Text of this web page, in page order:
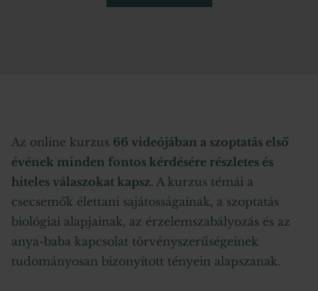
Az online kurzus 66 videójában a szoptatás első
évének minden fontos kérdésére részletes és
hiteles válaszokat kapsz. A kurzus témái a
csecsemők élettani sajátosságainak, a szoptatás
biológiai alapjainak, az érzelemszabályozás és az
anya-baba kapcsolat törvényszerűségeinek
tudományosan bizonyított tényein alapszanak.